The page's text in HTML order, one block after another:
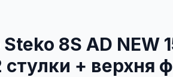
Steko 8S AD NEW
+ верхня